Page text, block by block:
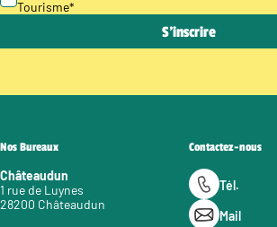
Tourisme*
Nos Bureaux
Châteaudun
1 rue de Luynes
28200 Châteaudun
Contactez-nous
Tél.
Mail